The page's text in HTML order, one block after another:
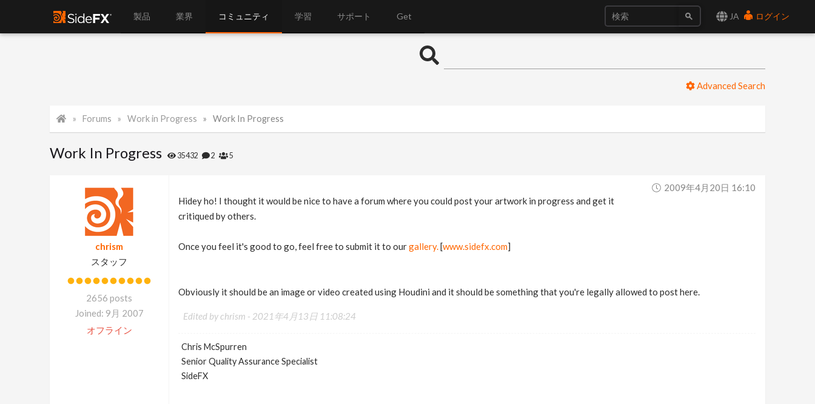
JA ログイン
製品 業界 コミュニティ 学習 サポート Get
Advanced Search
Forums Work in Progress Work In Progress
Work In Progress 35432 2 5
chrism
スタッフ
2656 posts
Joined: 9月 2007
オフライン
2009年4月20日 16:10
Hidey ho! I thought it would be nice to have a forum where you could post your artwork in progress and get it
critiqued by others.
Once you feel it's good to go, feel free to submit it to ourgallery.[www.sidefx.com]
Obviously it should be an image or video created using Houdini and it should be something that you're legally allowed to post here.
Edited by chrism - 2021年4月13日 11:08:24
Chris McSpurren
Senior Quality Assurance Specialist
SideFX